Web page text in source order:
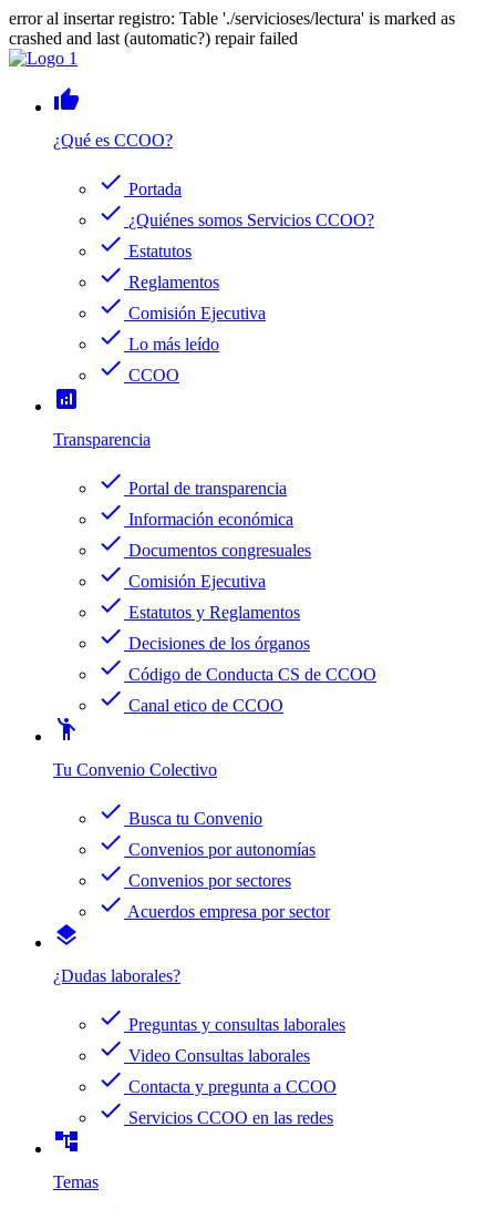
error al insertar registro: Table './servicioses/lectura' is marked as
crashed and last (automatic?) repair failed
thumb_up
¿Qué es CCOO?
check Portada
check ¿Quiénes somos Servicios CCOO?
check Estatutos
check Reglamentos
check Comisión Ejecutiva
check Lo más leído
check CCOO
analytics
Transparencia
check Portal de transparencia
check Información económica
check Documentos congresuales
check Comisión Ejecutiva
check Estatutos y Reglamentos
check Decisiones de los órganos
check Código de Conducta CS de CCOO
check Canal etico de CCOO
emoji_people
Tu Convenio Colectivo
check Busca tu Convenio
check Convenios por autonomías
check Convenios por sectores
check Acuerdos empresa por sector
layers
¿Dudas laborales?
check Preguntas y consultas laborales
check Video Consultas laborales
check Contacta y pregunta a CCOO
check Servicios CCOO en las redes
account_tree
Temas